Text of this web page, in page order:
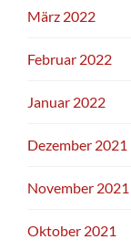
März 2022
Februar 2022
Januar 2022
Dezember 2021
November 2021
Oktober 2021